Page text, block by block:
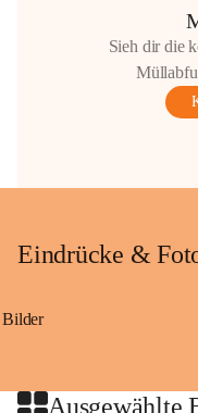
Sieh dir die
Eindrücke &
Bilder
Ausgewählte